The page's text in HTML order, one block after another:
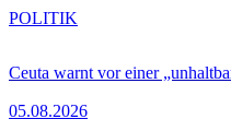
Ceuta warnt vor einer
05.08.2026
POLITIK